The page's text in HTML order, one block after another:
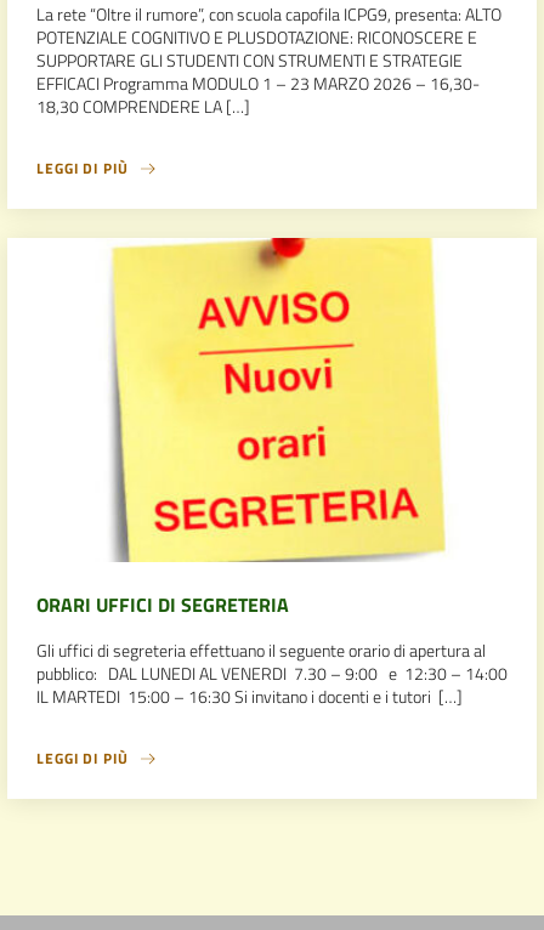
La rete “Oltre il rumore”, con scuola capofila ICPG9, presenta: ALTO
POTENZIALE COGNITIVO E PLUSDOTAZIONE: RICONOSCERE E
SUPPORTARE GLI STUDENTI CON STRUMENTI E STRATEGIE
EFFICACI Programma MODULO 1 – 23 MARZO 2026 – 16,30-
18,30 COMPRENDERE LA […]
LEGGI DI PIÙ
ORARI UFFICI DI SEGRETERIA
Gli uffici di segreteria effettuano il seguente orario di apertura al
pubblico: DAL LUNEDI AL VENERDI 7.30 – 9:00 e 12:30 – 14:00
IL MARTEDI 15:00 – 16:30 Si invitano i docenti e i tutori […]
LEGGI DI PIÙ